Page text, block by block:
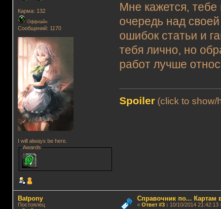
Карма: 132
Оффлайн
Сообщений: 1170
I will always be here.
Awards
Мне кажется, тебе
очередь над
ошибок статьи и
тебя лично, но
работ лучше
Spoiler (click to show/
Batpony
Постоялец
Справочник по... Картам
« Ответ #3: 10/10/2014 21:42:13